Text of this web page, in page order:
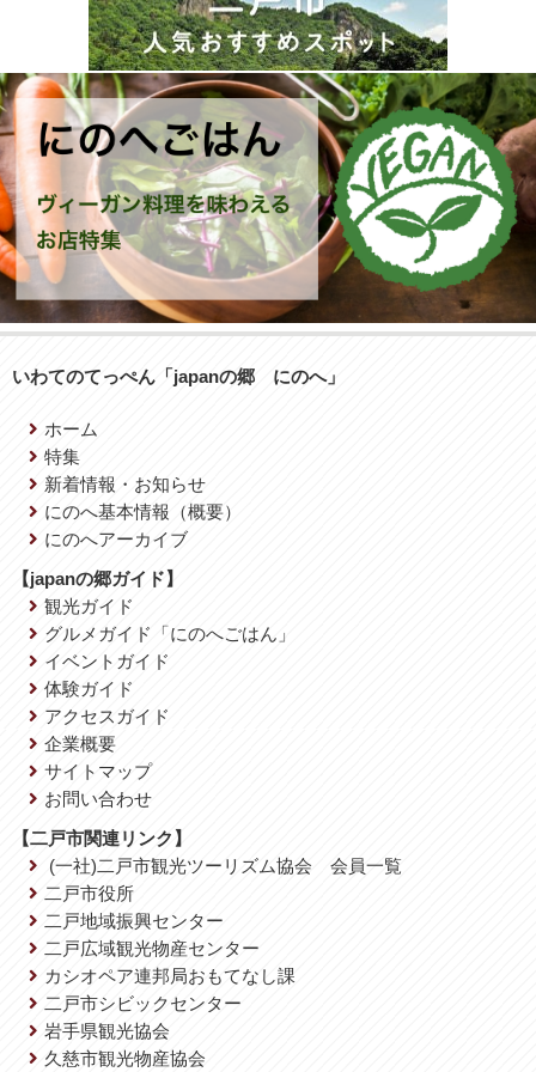
いわてのてっぺん「japanの郷 にのへ」
ホーム
特集
新着情報・お知らせ
にのへ基本情報（概要）
にのへアーカイブ
【japanの郷ガイド】
観光ガイド
グルメガイド「にのへごはん」
イベントガイド
体験ガイド
アクセスガイド
企業概要
サイトマップ
お問い合わせ
【二戸市関連リンク】
(一社)二戸市観光ツーリズム協会 会員一覧
二戸市役所
二戸地域振興センター
二戸広域観光物産センター
カシオペア連邦局おもてなし課
二戸市シビックセンター
岩手県観光協会
久慈市観光物産協会